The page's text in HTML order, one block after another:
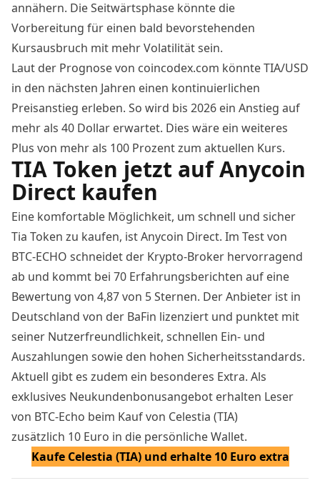
annähern. Die Seitwärtsphase könnte die
Vorbereitung für einen bald bevorstehenden
Kursausbruch mit mehr Volatilität sein.
Laut der Prognose von coincodex.com könnte TIA/USD
in den nächsten Jahren einen kontinuierlichen
Preisanstieg erleben. So wird bis 2026 ein Anstieg auf
mehr als 40 Dollar erwartet. Dies wäre ein weiteres
Plus von mehr als 100 Prozent zum aktuellen Kurs.
TIA Token jetzt auf Anycoin
Direct kaufen
Eine komfortable Möglichkeit, um schnell und sicher
Tia Token zu kaufen, ist Anycoin Direct. Im Test von
BTC-ECHO schneidet der Krypto-Broker hervorragend
ab und kommt bei 70 Erfahrungsberichten auf eine
Bewertung von 4,87 von 5 Sternen. Der Anbieter ist in
Deutschland von der BaFin lizenziert und punktet mit
seiner Nutzerfreundlichkeit, schnellen Ein- und
Auszahlungen sowie den hohen Sicherheitsstandards.
Aktuell gibt es zudem ein besonderes Extra. Als
exklusives Neukundenbonusangebot erhalten Leser
von BTC-Echo beim Kauf von Celestia (TIA)
zusätzlich 10 Euro in die persönliche Wallet.
Kaufe Celestia (TIA) und erhalte 10 Euro extra